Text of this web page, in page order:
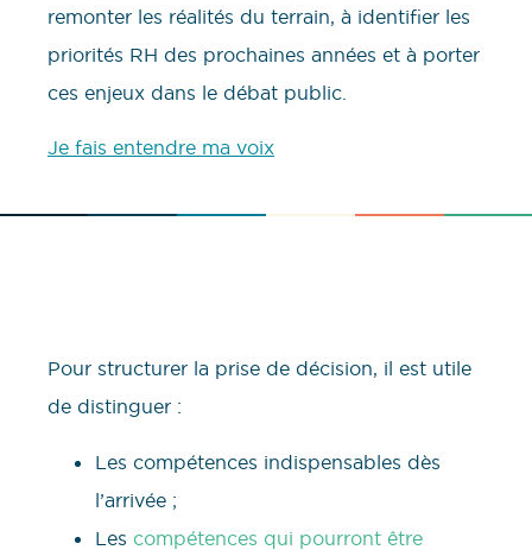
remonter les réalités du terrain, à identifier les
priorités RH des prochaines années et à porter
ces enjeux dans le débat public.
Je fais entendre ma voix
Pour structurer la prise de décision, il est utile
de distinguer :
Les compétences indispensables dès
l’arrivée ;
Les compétences qui pourront être